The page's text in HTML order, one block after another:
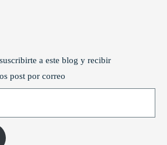
a este blog y recibir
post por correo